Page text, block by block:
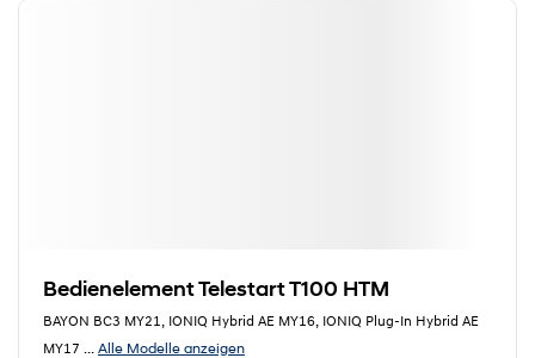
Bedienelement Telestart T100 HTM
BAYON BC3 MY21, IONIQ Hybrid AE MY16, IONIQ Plug-In Hybrid AE
MY17 ... Alle Modelle anzeigen